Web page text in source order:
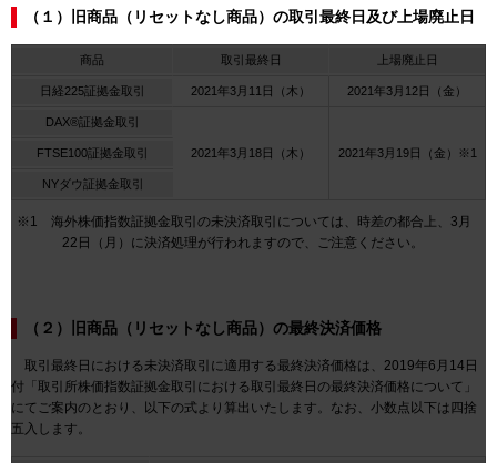
（１）旧商品（リセットなし商品）の取引最終日及び上場廃止日
商品 取引最終日 上場廃止日
日経225証拠金取引 2021年3月11日（木） 2021年3月12日（金）
DAX®証拠金取引
2021年3月18日（木） 2021年3月19日（金）※1
FTSE100証拠金取引
NYダウ証拠金取引
※1 海外株価指数証拠金取引の未決済取引については、時差の都合上、3月
22日（月）に決済処理が行われますので、ご注意ください。
（２）旧商品（リセットなし商品）の最終決済価格
取引最終日における未決済取引に適用する最終決済価格は、2019年6月14日
付「取引所株価指数証拠金取引における取引最終日の最終決済価格について」
にてご案内のとおり、以下の式より算出いたします。なお、小数点以下は四捨
五入します。